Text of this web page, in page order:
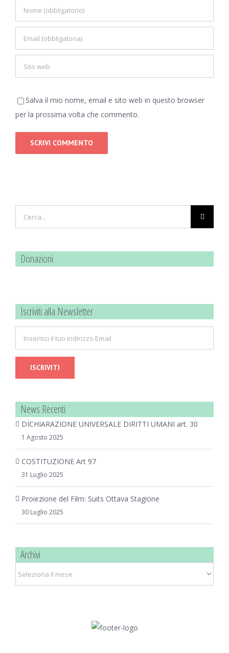
Salva il mio nome, email e sito web in questo browser
per la prossima volta che commento.
per:
Donazioni
Iscriviti alla Newsletter
News Recenti
DICHIARAZIONE UNIVERSALE DIRITTI UMANI art. 30
1 Agosto 2025
COSTITUZIONE Art 97
31 Luglio 2025
Proiezione del Film: Suits Ottava Stagione
30 Luglio 2025
Archivi